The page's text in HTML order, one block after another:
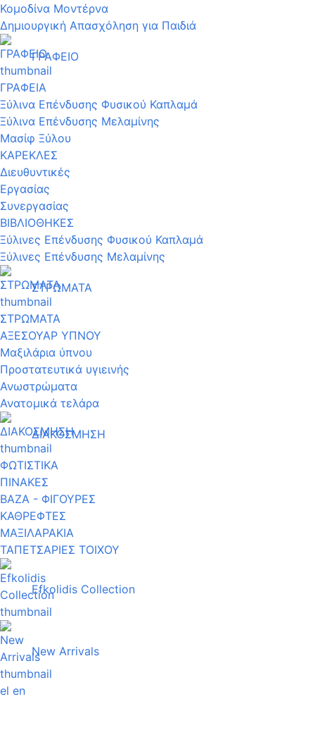
Κομοδίνα Μοντέρνα
Δημιουργική Απασχόληση για Παιδιά
ΓΡΑΦΕΙΟ
ΓΡΑΦΕΙΑ
Ξύλινα Επένδυσης Φυσικού Καπλαμά
Ξύλινα Επένδυσης Μελαμίνης
Μασίφ Ξύλου
ΚΑΡΕΚΛΕΣ
Διευθυντικές
Εργασίας
Συνεργασίας
ΒΙΒΛΙΟΘΗΚΕΣ
Ξύλινες Επένδυσης Φυσικού Καπλαμά
Ξύλινες Επένδυσης Μελαμίνης
ΣΤΡΩΜΑΤΑ
ΣΤΡΩΜΑΤΑ
ΑΞΕΣΟΥΑΡ ΥΠΝΟΥ
Μαξιλάρια ύπνου
Προστατευτικά υγιεινής
Ανωστρώματα
Ανατομικά τελάρα
ΔΙΑΚΟΣΜΗΣΗ
ΦΩΤΙΣΤΙΚΑ
ΠΙΝΑΚΕΣ
ΒΑΖΑ - ΦΙΓΟΥΡΕΣ
ΚΑΘΡΕΦΤΕΣ
ΜΑΞΙΛΑΡΑΚΙΑ
ΤΑΠΕΤΣΑΡΙΕΣ ΤΟΙΧΟΥ
Efkolidis Collection
New Arrivals
el en